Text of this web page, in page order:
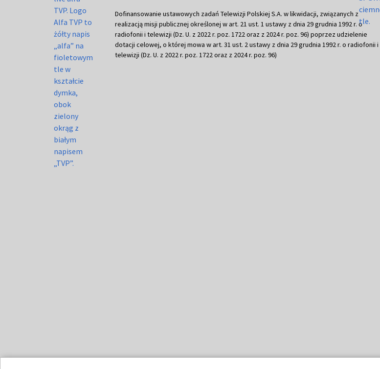
Dofinansowanie ustawowych zadań Telewizji Polskiej S.A. w likwidacji, związanych z
realizacją misji publicznej określonej w art. 21 ust. 1 ustawy z dnia 29 grudnia 1992 r. o
radiofonii i telewizji (Dz. U. z 2022 r. poz. 1722 oraz z 2024 r. poz. 96) poprzez udzielenie
dotacji celowej, o której mowa w art. 31 ust. 2 ustawy z dnia 29 grudnia 1992 r. o radiofonii i
telewizji (Dz. U. z 2022 r. poz. 1722 oraz z 2024 r. poz. 96)